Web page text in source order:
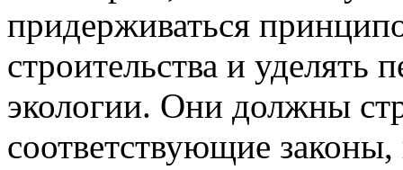
придерживаться
строительства и уделять
экологии. Они должны
соответствующие